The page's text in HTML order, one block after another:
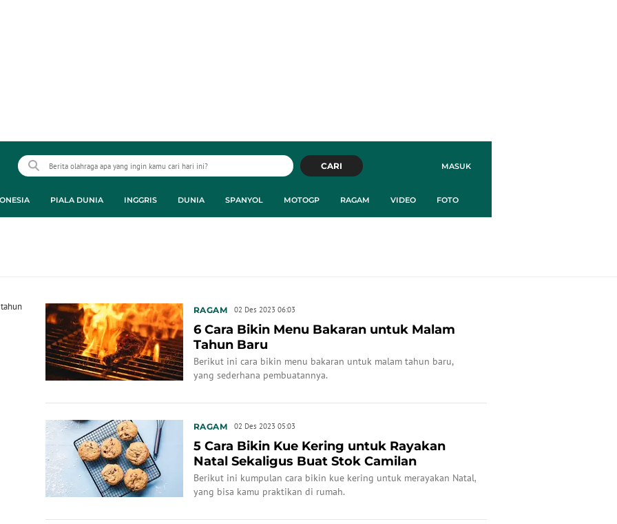
MASUK
CARI
PIALA DUNIA INGGRIS DUNIA SPANYOL MOTOGP RAGAM VIDEO FOTO
RAGAM 02 Des 2023 06:03
6 Cara Bikin Menu Bakaran untuk Malam
Tahun Baru
Berikut ini cara bikin menu bakaran untuk malam tahun baru,
yang sederhana pembuatannya.
RAGAM 02 Des 2023 05:03
5 Cara Bikin Kue Kering untuk Rayakan
Natal Sekaligus Buat Stok Camilan
Berikut ini kumpulan cara bikin kue kering untuk merayakan Natal,
yang bisa kamu praktikan di rumah.